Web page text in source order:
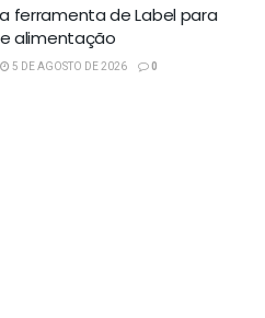
ferramenta de Label para
alimentação
5 DE AGOSTO DE 2026 0